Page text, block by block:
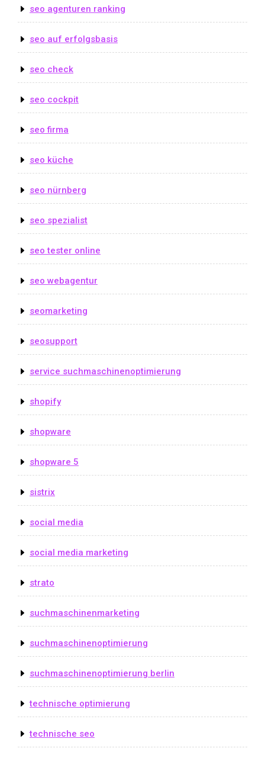
seo agenturen ranking
seo auf erfolgsbasis
seo check
seo cockpit
seo firma
seo küche
seo nürnberg
seo spezialist
seo tester online
seo webagentur
seomarketing
seosupport
service suchmaschinenoptimierung
shopify
shopware
shopware 5
sistrix
social media
social media marketing
strato
suchmaschinenmarketing
suchmaschinenoptimierung
suchmaschinenoptimierung berlin
technische optimierung
technische seo